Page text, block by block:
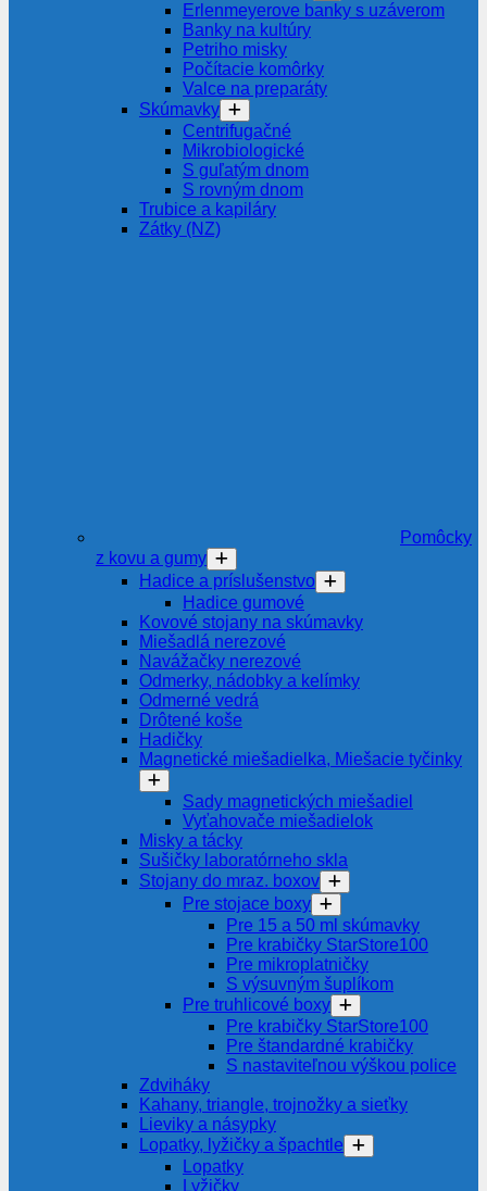
Erlenmeyerove banky s uzáverom
Banky na kultúry
Petriho misky
Počítacie komôrky
Valce na preparáty
Skúmavky
Centrifugačné
Mikrobiologické
S guľatým dnom
S rovným dnom
Trubice a kapiláry
Zátky (NZ)
Pomôcky
z kovu a gumy
Hadice a príslušenstvo
Hadice gumové
Kovové stojany na skúmavky
Miešadlá nerezové
Navážačky nerezové
Odmerky, nádobky a kelímky
Odmerné vedrá
Drôtené koše
Hadičky
Magnetické miešadielka, Miešacie tyčinky
Sady magnetických miešadiel
Vyťahovače miešadielok
Misky a tácky
Sušičky laboratórneho skla
Stojany do mraz. boxov
Pre stojace boxy
Pre 15 a 50 ml skúmavky
Pre krabičky StarStore100
Pre mikroplatničky
S výsuvným šuplíkom
Pre truhlicové boxy
Pre krabičky StarStore100
Pre štandardné krabičky
S nastaviteľnou výškou police
Zdviháky
Kahany, triangle, trojnožky a sieťky
Lieviky a násypky
Lopatky, lyžičky a špachtle
Lopatky
Lyžičky